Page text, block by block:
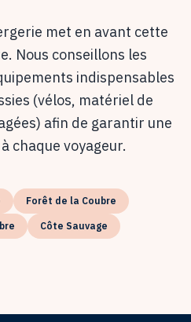
met en avant cette
Nous conseillons les
indispensables
(vélos, matériel de
afin de garantir une
chaque voyageur.
Forêt de la Coubre
Côte Sauvage